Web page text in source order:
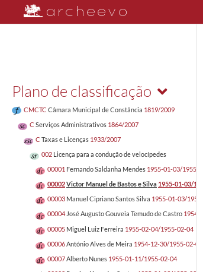
Plano de classificação
CMCTC Câmara Municipal de Constância 1819/2009
C Serviços Administrativos 1864/2007
C Taxas e Licenças 1933/2007
002 Licença para a condução de velocípedes
00001 Fernando Saldanha Mendes 1955-01-03/1955-
00002Victor Manuel de Bastos e Silva 1955-01-03/
00003 Manuel Cipriano Santos Silva 1955-01-03/
00004 José Augusto Gouveia Temudo de Castro 1954-
00005 Miguel Luiz Ferreira 1955-02-04/1955-02-04
00006António Alves de Meira 1954-12-30/1955-02-04
00007Alberto Nunes 1955-01-11/1955-02-04